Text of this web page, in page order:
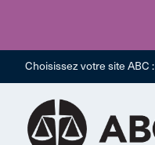
Choisissez votre site ABC :